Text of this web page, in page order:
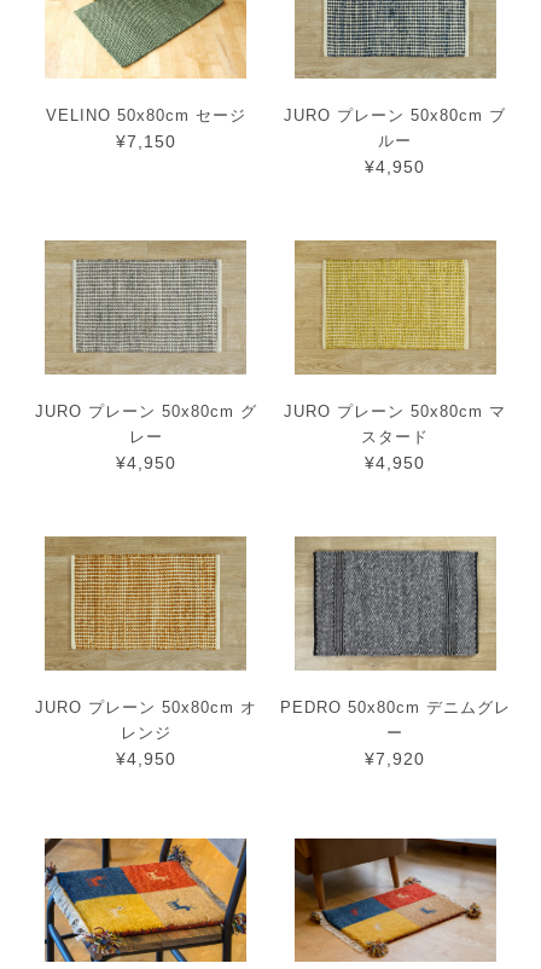
VELINO 50x80cm セージ
¥7,150
JURO プレーン 50x80cm ブ
ルー
¥4,950
JURO プレーン 50x80cm グ
レー
¥4,950
JURO プレーン 50x80cm マ
スタード
¥4,950
JURO プレーン 50x80cm オ
レンジ
¥4,950
PEDRO 50x80cm デニムグレ
ー
¥7,920